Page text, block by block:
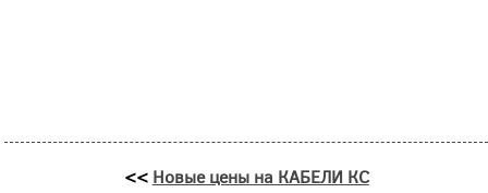
<< Новые цены на КАБЕЛИ КС